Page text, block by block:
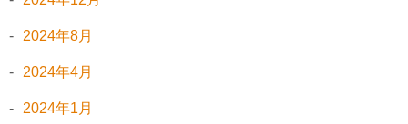
2024年8月
2024年4月
2024年1月